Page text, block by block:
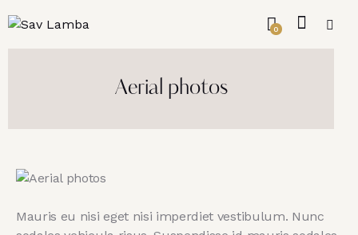
0
Aerial photos
Mauris eu nisi eget nisi imperdiet vestibulum. Nunc